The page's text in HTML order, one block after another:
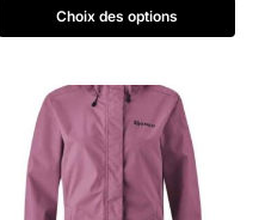
Choix des options